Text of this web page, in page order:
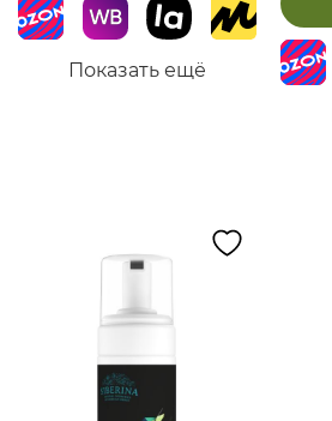
Показать ещё